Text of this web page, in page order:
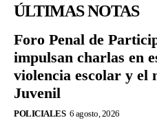
ÚLTIMAS NOTAS
Foro Penal de
impulsan charlas en
violencia escolar y el
Juvenil
POLICIALES 6 agosto, 2026